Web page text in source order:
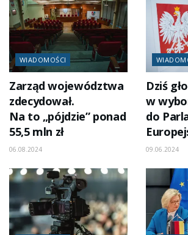
WIADOMOŚCI
Zarząd województwa
zdecydował.
Na to „pójdzie” ponad
55,5 mln zł
06.08.2024
Dziś
w
do
09.06.2024